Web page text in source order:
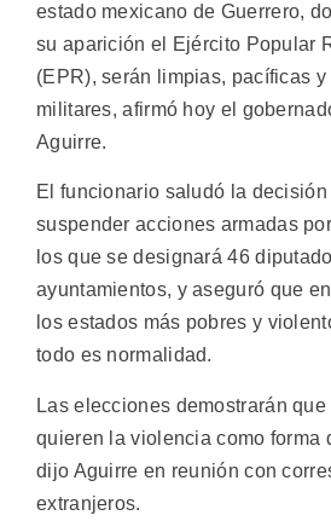
estado mexicano de Guerrero,
su aparición el Ejército Popular
(EPR), serán limpias, pacíficas
militares, afirmó hoy el
Aguirre.
El funcionario saludó la
suspender acciones armadas
los que se designará 46
ayuntamientos, y aseguró que
los estados más pobres y
todo es normalidad.
Las elecciones demostrarán
quieren la violencia como forma
dijo Aguirre en reunión con
extranjeros.